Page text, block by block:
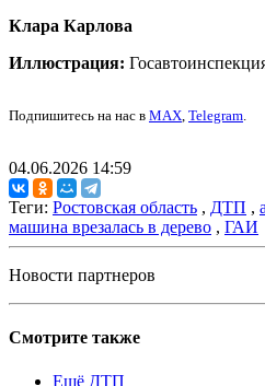
Клара Карлова
Иллюстрация:
Подпишитесь на нас в MAX, Telegram.
04.06.2026 14:59
Теги: Ростовская область , ДТП ,
машина врезалась в дерево , ГАИ
Новости партнеров
Смотрите также
Ещё ДТП